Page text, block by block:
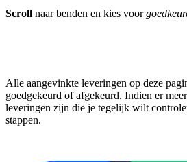
Scroll naar benden en kies voor
Alle aangevinkte leveringen op deze
goedgekeurd of afgekeurd. Indien er
leveringen zijn die je tegelijk wilt
stappen.